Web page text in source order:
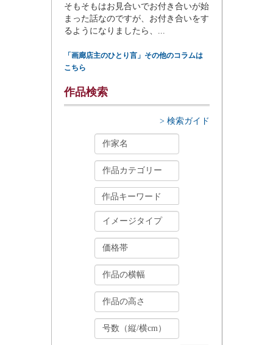
そもそもはお見合いでお付き合いが始
まった話なのですが、お付き合いをす
るようになりましたら、...
「画廊店主のひとり言」その他のコラムは
こちら
作品検索
> 検索ガイド